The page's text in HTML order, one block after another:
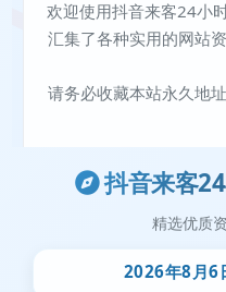
抖音来客
精选优质
2026年8月6